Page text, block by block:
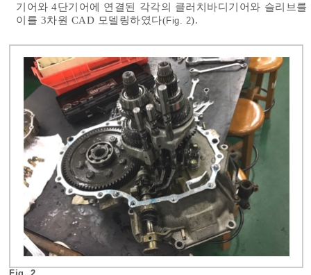
기어와 4단기어에 연결된 각각의 클러치바디기어와 슬리브
이를 3차원 CAD 모델링하였다(Fig. 2).